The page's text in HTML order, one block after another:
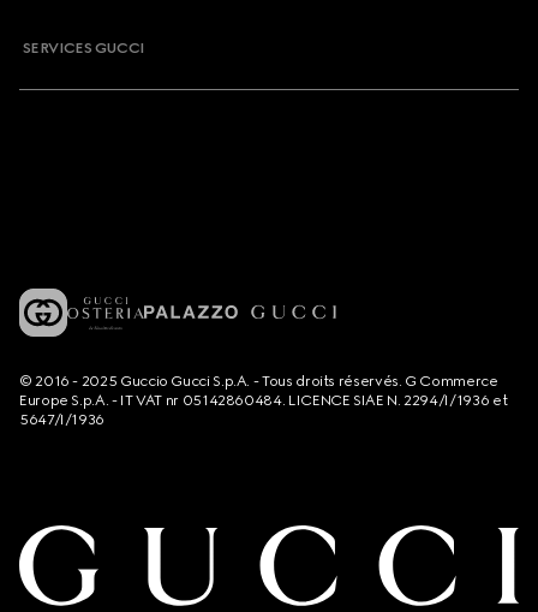
SERVICES GUCCI
© 2016 - 2025 Guccio Gucci S.p.A. - Tous droits réservés. G Commerce
Europe S.p.A. - IT VAT nr 05142860484. LICENCE SIAE N. 2294/I/1936 et
5647/I/1936